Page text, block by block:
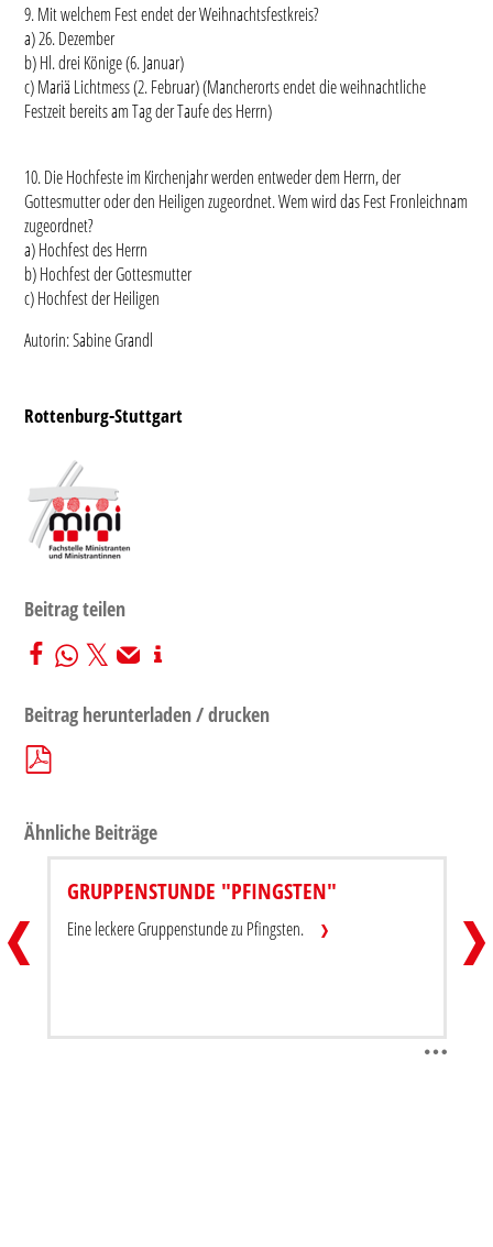
9. Mit welchem Fest endet der Weihnachtsfestkreis?
a) 26. Dezember
b) Hl. drei Könige (6. Januar)
c) Mariä Lichtmess (2. Februar) (Mancherorts endet die weihnachtliche
Festzeit bereits am Tag der Taufe des Herrn)
10. Die Hochfeste im Kirchenjahr werden entweder dem Herrn, der
Gottesmutter oder den Heiligen zugeordnet. Wem wird das Fest Fronleichnam
zugeordnet?
a) Hochfest des Herrn
b) Hochfest der Gottesmutter
c) Hochfest der Heiligen
Autorin: Sabine Grandl
Rottenburg-Stuttgart
Beitrag teilen
Beitrag herunterladen / drucken
Ähnliche Beiträge
DU BIST WERTVOLL! – IMPULS
Beitrag teilen
GRUPPENSTUNDE "PFINGSTEN"
Eine leckere Gruppenstunde zu Pfingsten.